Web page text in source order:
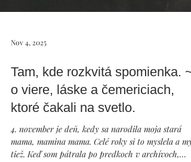
Nov 4, 2025